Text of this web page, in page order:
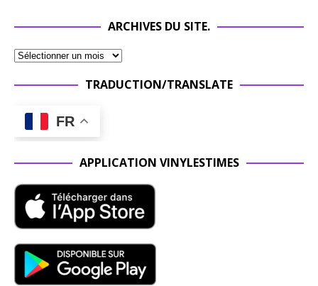
ARCHIVES DU SITE.
TRADUCTION/TRANSLATE
FR
APPLICATION VINYLESTIMES